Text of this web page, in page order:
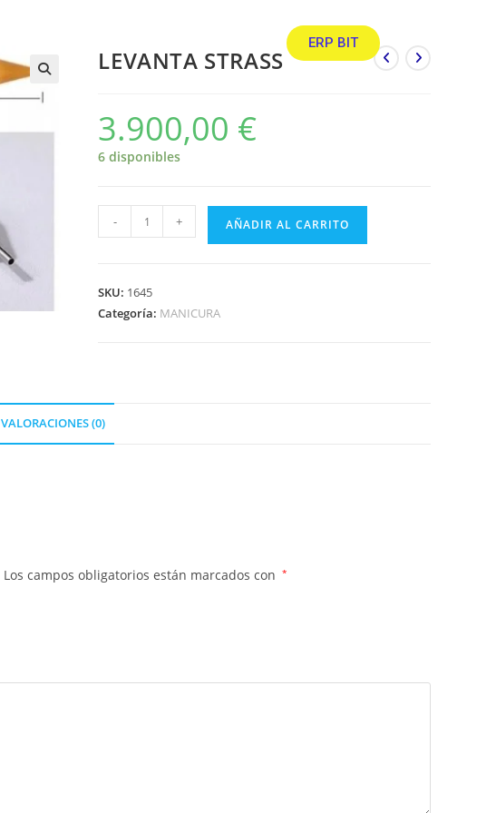
ERP BIT
LEVANTA STRASS
3.900,00 €
6 disponibles
- + AÑADIR AL CARRITO
SKU: 1645
Categoría: MANICURA
VALORACIONES (0)
Los campos obligatorios están marcados con *